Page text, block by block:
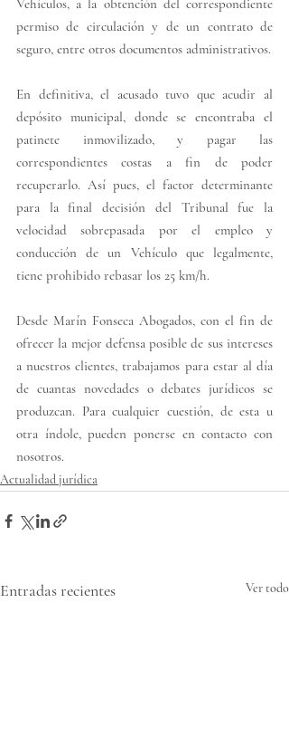
Vehículos, a la obtención del correspondiente
permiso de circulación y de un contrato de
En definitiva, el acusado tuvo que acudir al
depósito municipal, donde se encontraba el
patinete inmovilizado, y pagar las
correspondientes costas a fin de poder
recuperarlo. Así pues, el factor determinante
para la final decisión del Tribunal fue la
velocidad sobrepasada por el empleo y
conducción de un Vehículo que legalmente,
tiene prohibido rebasar los 25 km/h.
Desde Marín Fonseca Abogados, con el fin de
ofrecer la mejor defensa posible de sus intereses
a nuestros clientes, trabajamos para estar al día
de cuantas novedades o debates jurídicos se
produzcan. Para cualquier cuestión, de esta u
otra índole, pueden ponerse en contacto con
nosotros.
Actualidad jurídica
Entradas recientes Ver todo